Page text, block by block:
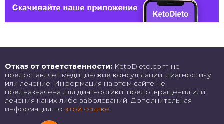
Отказ от ответственности: KetoDieto.com не
предоставляет медицинские консультации, диагностику
или лечение. Информация на этом сайте не
предназначена для диагностики, предотвращения или
лечения каких-либо заболеваний. Дополнительная
информация по этой ссылке!